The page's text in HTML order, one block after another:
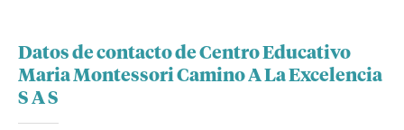
Datos de contacto de Centro Educativo
Maria Montessori Camino A La Excelencia
S A S